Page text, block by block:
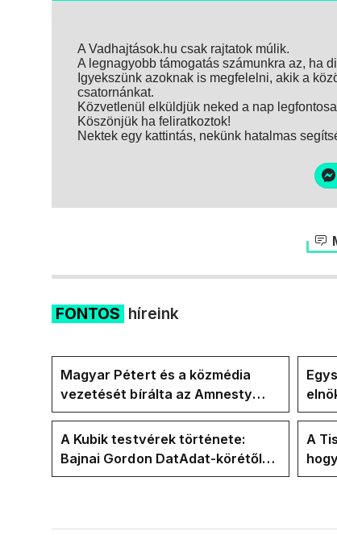
A Vadhajtások.hu csak rajtatok múlik.
A legnagyobb támogatás számunkra az, ha
Igyekszünk azoknak is megfelelni, akik a
csatornánkat.
Közvetlenül elküldjük neked a nap
Köszönjük ha feliratkoztok!
Nektek egy kattintás, nekünk hatalmas
FONTOS híreink
Magyar Pétert és a közmédia
vezetését bírálta az Amnesty
International a Klubrádióban
jövő
A Kubik testvérek története:
Bajnai Gordon DatAdat-körétől
az ECDA-n át Magyar Péter
A
az